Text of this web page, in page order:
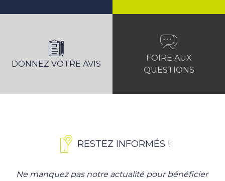
DONNEZ VOTRE AVIS
FOIRE AUX
QUESTIONS
RESTEZ INFORMÉS !
Ne manquez pas notre actualité pour bénéficier